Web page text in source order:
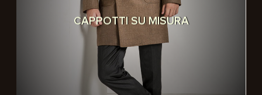
CAPPOTTI SU MISURA